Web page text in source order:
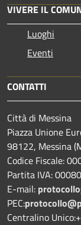
VIVERE IL
Luoghi
Eventi
CONTATTI
Città di Messina
Piazza Unione
98122, Messina
Codice Fiscale:
Partita IVA:
E-mail:
PEC:
Centralino